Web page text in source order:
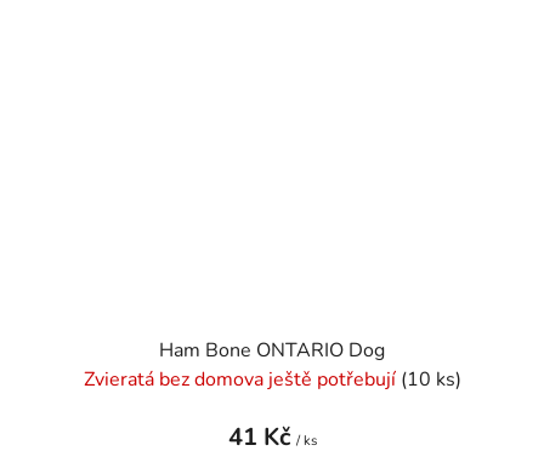
Ham Bone ONTARIO Dog
Zvieratá bez domova ještě potřebují (10 ks)
41 Kč / ks